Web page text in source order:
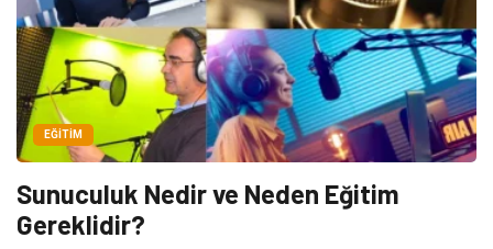
EĞITIM
Sunuculuk Nedir ve Neden Eğitim
Gereklidir?